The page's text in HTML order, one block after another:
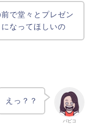
で堂々とプレゼン
なってほしいの
バビコ
えっ？？